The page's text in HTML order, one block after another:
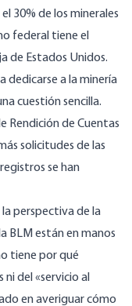
30% de los minerales
federal tiene el
de Estados Unidos.
dedicarse a la minería
cuestión sencilla.
Rendición de Cuentas
solicitudes de las
se han
perspectiva de la
BLM están en manos
tiene por qué
del «servicio al
en averiguar cómo